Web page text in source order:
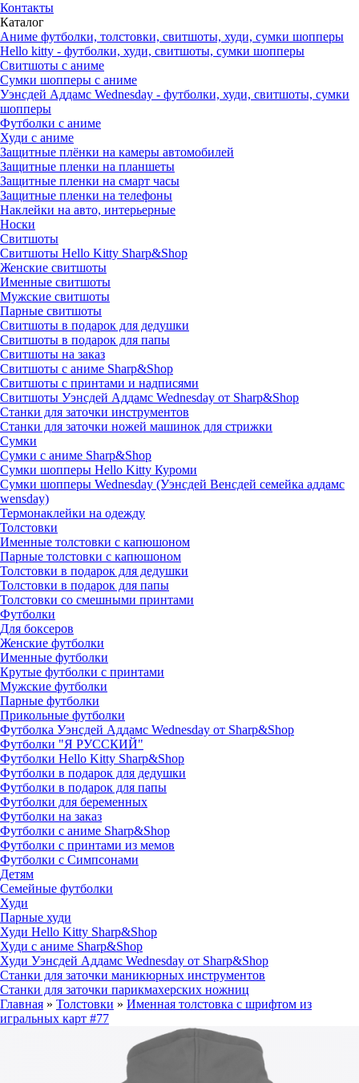
Контакты
Каталог
Аниме футболки, толстовки, свитшоты, худи, сумки шопперы
Hello kitty - футболки, худи, свитшоты, сумки шопперы
Свитшоты с аниме
Сумки шопперы с аниме
Уэнсдей Аддамс Wednesday - футболки, худи, свитшоты, сумки
шопперы
Футболки с аниме
Худи с аниме
Защитные плёнки на камеры автомобилей
Защитные пленки на планшеты
Защитные пленки на смарт часы
Защитные пленки на телефоны
Наклейки на авто, интерьерные
Носки
Свитшоты
Cвитшоты Hello Kitty Sharp&Shop
Женские свитшоты
Именные свитшоты
Мужские свитшоты
Парные свитшоты
Свитшоты в подарок для дедушки
Свитшоты в подарок для папы
Свитшоты на заказ
Свитшоты с аниме Sharp&Shop
Свитшоты с принтами и надписями
Свитшоты Уэнсдей Аддамс Wednesday от Sharp&Shop
Станки для заточки инструментов
Станки для заточки ножей машинок для стрижки
Сумки
Сумки с аниме Sharp&Shop
Сумки шопперы Hello Kitty Куроми
Сумки шопперы Wednesday (Уэнсдей Венсдей семейка аддамс
wensday)
Термонаклейки на одежду
Толстовки
Именные толстовки с капюшоном
Парные толстовки с капюшоном
Толстовки в подарок для дедушки
Толстовки в подарок для папы
Толстовки со смешными принтами
Футболки
Для боксеров
Женские футболки
Именные футболки
Крутые футболки с принтами
Мужские футболки
Парные футболки
Прикольные футболки
Футболка Уэнсдей Аддамс Wednesday от Sharp&Shop
Футболки "Я РУССКИЙ"
Футболки Hello Kitty Sharp&Shop
Футболки в подарок для дедушки
Футболки в подарок для папы
Футболки для беременных
Футболки на заказ
Футболки с аниме Sharp&Shop
Футболки с принтами из мемов
Футболки с Симпсонами
Детям
Семейные футболки
Худи
Парные худи
Худи Hello Kitty Sharp&Shop
Худи с аниме Sharp&Shop
Худи Уэнсдей Аддамс Wednesday от Sharp&Shop
Станки для заточки маникюрных инструментов
Станки для заточки парикмахерских ножниц
Главная » Толстовки » Именная толстовка с шрифтом из
игральных карт #77